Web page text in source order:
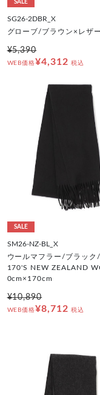
SALE
SG26-2DBR_X
グローブ/ブラウン×レザー
¥5,390
WEB価格¥4,312 税込
SALE
SM26-NZ-BL_X
ウールマフラー/ブラック/
170'S NEW ZEALAND
0cm×170cm
¥10,890
WEB価格¥8,712 税込